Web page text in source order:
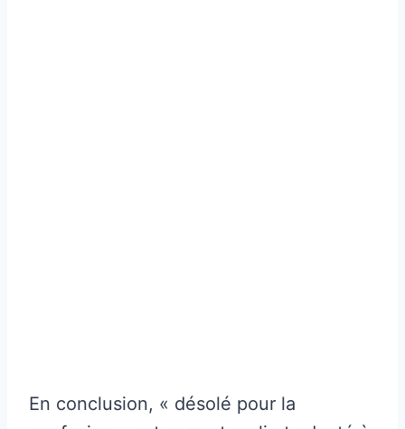
En conclusion, « désolé pour la